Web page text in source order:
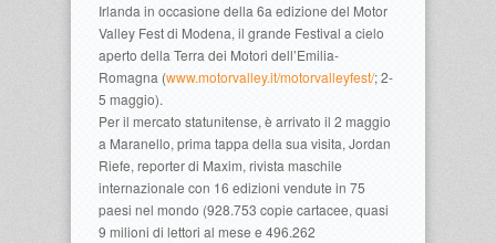
Irlanda in occasione della 6a edizione del Motor
Valley Fest di Modena, il grande Festival a cielo
aperto della Terra dei Motori dell’Emilia-
Romagna (www.motorvalley.it/motorvalleyfest/; 2-
5 maggio).
Per il mercato statunitense, è arrivato il 2 maggio
a Maranello, prima tappa della sua visita, Jordan
Riefe, reporter di Maxim, rivista maschile
internazionale con 16 edizioni vendute in 75
paesi nel mondo (928.753 copie cartacee, quasi
9 milioni di lettori al mese e 496.262